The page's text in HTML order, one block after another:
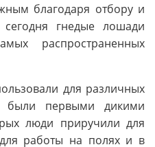
благодаря отбору и
гнедые лошади
распространенных
для различных
первыми дикими
люди приручили для
работы на полях и в